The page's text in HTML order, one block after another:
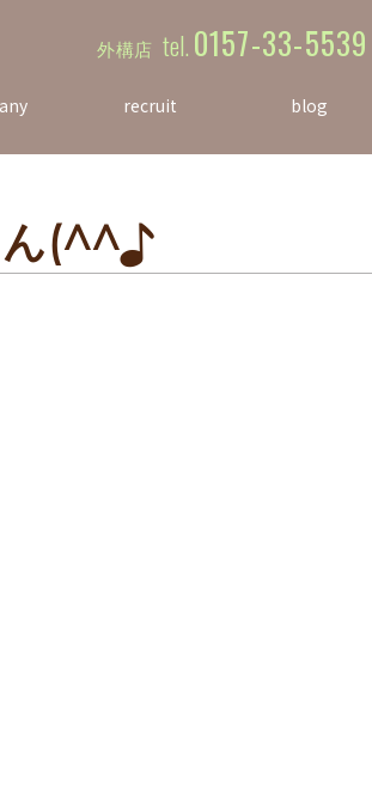
recruit blog
外構店 tel. 0157-33-5539
ん(^^♪